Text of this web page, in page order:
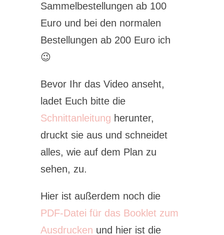
Sammelbestellungen ab 100
Euro und bei den normalen
Bestellungen ab 200 Euro ich
😉
Bevor Ihr das Video anseht,
ladet Euch bitte die
Schnittanleitung herunter,
druckt sie aus und schneidet
alles, wie auf dem Plan zu
sehen, zu.
Hier ist außerdem noch die
PDF-Datei für das Booklet zum
Ausdrucken und hier ist die